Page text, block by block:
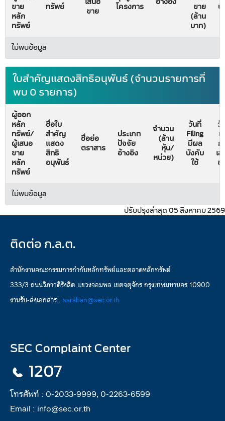
ขาย
หลัก
ทรัพย์
ทรัพย์
ขาย
โครงการ
ขาย
(ล้าน
บาท)
บั
ไม่พบข้อมูล
ใบสำคัญแสดงสิทธิอนุพันธ์ (จำนวนรายการที่
พบ 0 รายการ)
ผู้ออก
หลัก
ทรัพย์/
ผู้เสนอ
ขาย
หลัก
ทรัพย์
ชื่อใบ
สำคัญ
แสดง
สิทธิ
อนุพันธ์
ชื่อย่อ
ตราสาร
ประเภท
ปัจจัย
อ้างอิง
จำนวน
(ล้าน
หุ้น/
หน่วย)
วันที่
Filing
มีผล
บังคับ
ใช้
วั
เ
ก
เ
ข
ไม่พบข้อมูล
ปรับปรุงล่าสุด 05 สิงหาคม 2569
ติดต่อ ก.ล.ต.
สำนักงานคณะกรรมการกำกับหลักทรัพย์และตลาดหลักทรัพย์
333/3 ถนนวิภาวดีรังสิต แขวงจอมพล เขตจตุจักร กรุงเทพมหานคร 10900
งานรับ-ส่งเอกสาร : saraban@sec.or.th
SEC Complaint Center
1207
โทรศัพท์ : 0-2033-9999, 0-2263-6599
Email : info@sec.or.th